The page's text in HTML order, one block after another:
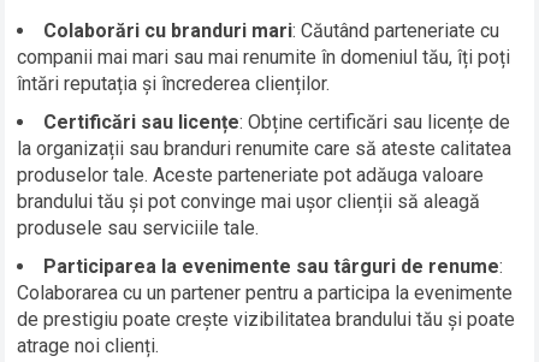
Colaborări cu branduri mari: Căutând parteneriate cu
companii mai mari sau mai renumite în domeniul tău, îți poți
întări reputația și încrederea clienților.
Certificări sau licențe: Obține certificări sau licențe de
la organizații sau branduri renumite care să ateste calitatea
produselor tale. Aceste parteneriate pot adăuga valoare
brandului tău și pot convinge mai ușor clienții să aleagă
produsele sau serviciile tale.
Participarea la evenimente sau târguri de renume:
Colaborarea cu un partener pentru a participa la evenimente
de prestigiu poate crește vizibilitatea brandului tău și poate
atrage noi clienți.